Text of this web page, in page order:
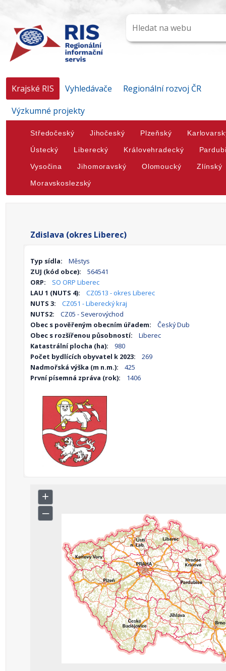
Krajské RIS Vyhledávače
Regionální rozvoj ČR
Výzkumné projekty
Středočeský Jihočeský Plzeňský
Ústecký Liberecký Královehradecký
Vysočina Jihomoravský Olomoucký Zlínský
Moravskoslezský
Zdislava (okres Liberec)
Typ sídla:
Městys
ZUJ (kód obce):
564541
ORP:
SO ORP Liberec
LAU 1 (NUTS 4):
CZ0513 - okres Liberec
NUTS 3:
CZ051 - Liberecký kraj
NUTS2:
CZ05 - Severovýchod
Obec s pověřeným obecním úřadem:
Český Dub
Obec s rozšířenou působností:
Liberec
Katastrální plocha (ha):
980
Počet bydlících obyvatel k 2023:
269
Nadmořská výška (m n.m.):
425
První písemná zpráva (rok):
1406